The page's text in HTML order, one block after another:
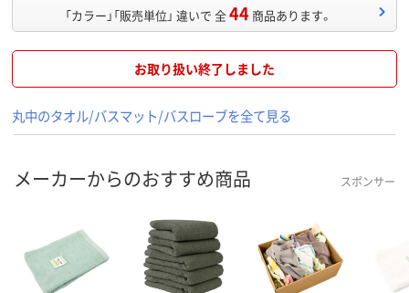
「カラー」「販売単位」 違いで 全44 商品あります。
お取り扱い終了しました
丸中のタオル/バスマット/バスローブを全て見る
メーカーからのおすすめ商品 スポンサー